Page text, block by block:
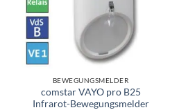
BEWEGUNGSMELDER
comstar VAYO pro B25
Infrarot-Bewegungsmelder